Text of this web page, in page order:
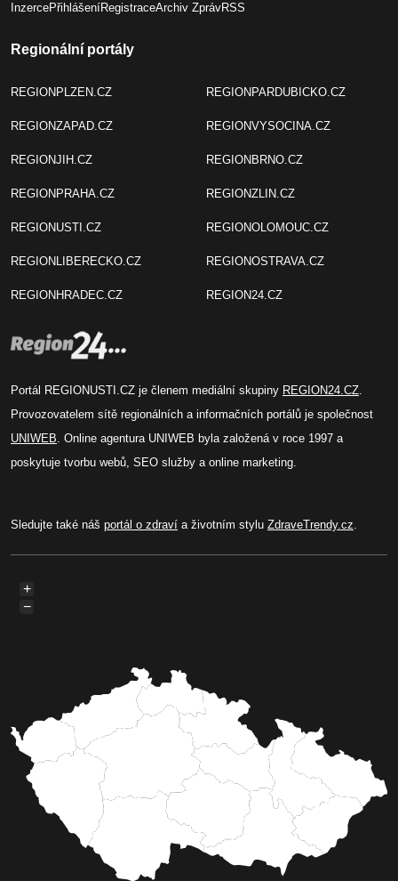
InzercePřihlášeníRegistraceArchiv ZprávRSS
Regionální portály
REGIONPLZEN.CZ
REGIONZAPAD.CZ
REGIONJIH.CZ
REGIONPRAHA.CZ
REGIONUSTI.CZ
REGIONLIBERECKO.CZ
REGIONHRADEC.CZ
REGIONPARDUBICKO.CZ
REGIONVYSOCINA.CZ
REGIONBRNO.CZ
REGIONZLIN.CZ
REGIONOLOMOUC.CZ
REGIONOSTRAVA.CZ
REGION24.CZ
Portál REGIONUSTI.CZ je členem mediální skupiny REGION24.CZ.
Provozovatelem sítě regionálních a informačních portálů je společnost
UNIWEB. Online agentura UNIWEB byla založená v roce 1997 a
poskytuje tvorbu webů, SEO služby a online marketing.
Sledujte také náš portál o zdraví a životním stylu ZdraveTrendy.cz.
+
−